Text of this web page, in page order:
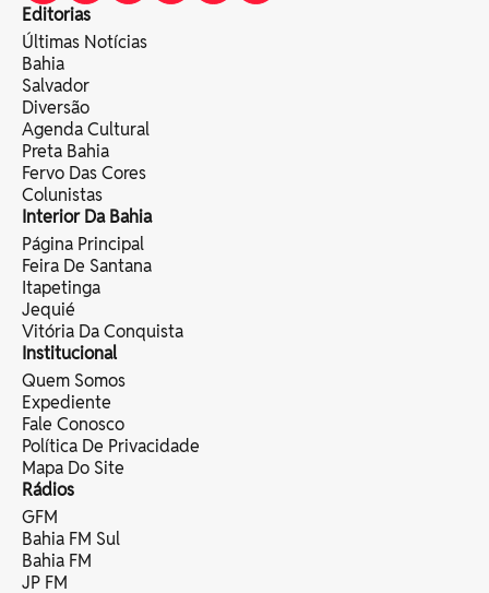
Editorias
Últimas Notícias
Bahia
Salvador
Diversão
Agenda Cultural
Preta Bahia
Fervo Das Cores
Colunistas
Interior Da Bahia
Página Principal
Feira De Santana
Itapetinga
Jequié
Vitória Da Conquista
Institucional
Quem Somos
Expediente
Fale Conosco
Política De Privacidade
Mapa Do Site
Rádios
GFM
Bahia FM Sul
Bahia FM
JP FM